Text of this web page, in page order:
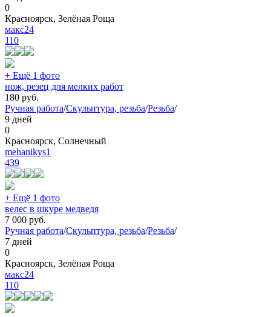
0
Красноярск, Зелёная Роща
макс24
110
+ Ещё 1 фото
нож, резец для мелких работ
180 руб.
Ручная работа/Скульптура, резьба/Резьба/
9 дней
0
Красноярск, Солнечный
mehanikys1
439
+ Ещё 1 фото
велес в шкуре медведя
7 000 руб.
Ручная работа/Скульптура, резьба/Резьба/
7 дней
0
Красноярск, Зелёная Роща
макс24
110